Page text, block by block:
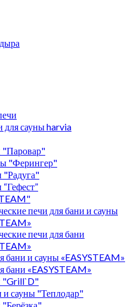
для сауны harvia
"Паровар"
"Ферингер"
"Радуга"
печи для бани и сауны
печи для бани
бани и сауны «EASYSTEAM»
бани «EASYSTEAM»
"Grill`D"
и сауны "Теплодар"